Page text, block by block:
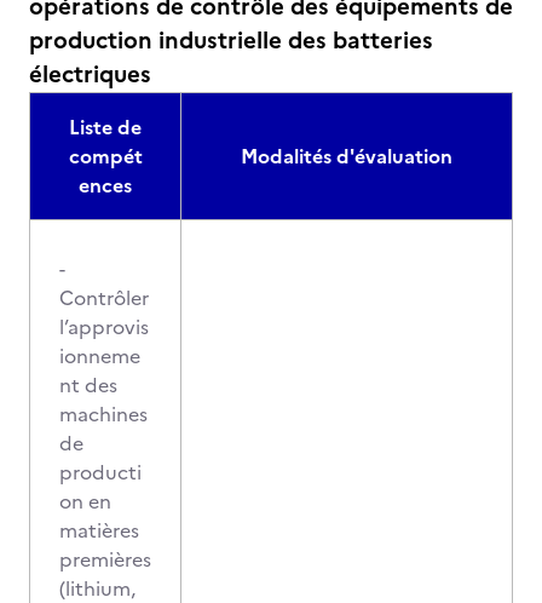
production industrielle des batteries
électriques
Liste de
compét
ences
Modalités d'évaluation
-
Contrôler
l’approvis
ionneme
nt des
machines
de
producti
on en
matières
premières
(lithium,